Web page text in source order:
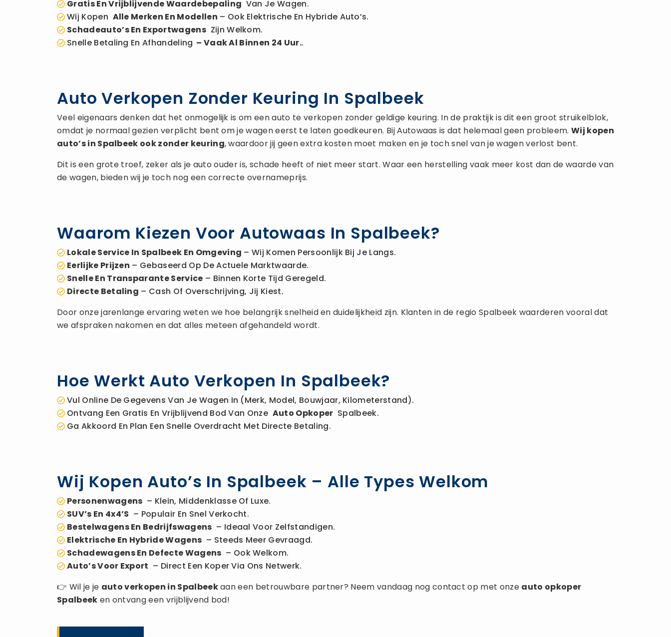
Gratis En Vrijblijvende Waardebepaling Van Je Wagen.
Wij Kopen Alle Merken En Modellen – Ook Elektrische En Hybride Auto’s.
Schadeauto’s En ExportwagensZijn Welkom.
Snelle Betaling En Afhandeling – Vaak Al Binnen 24 Uur..
Auto Verkopen Zonder Keuring In Spalbeek
Veel eigenaars denken dat het onmogelijk is om een auto te verkopen zonder geldige keuring. In de praktijk is dit een groot struikelblok,
omdat je normaal gezien verplicht bent om je wagen eerst te laten goedkeuren. Bij Autowaas is dat helemaal geen probleem.Wij kopen
auto’s in Spalbeek ook zonder keuring, waardoor jij geen extra kosten moet maken en je toch snel van je wagen verlost bent.
Dit is een grote troef, zeker als je auto ouder is, schade heeft of niet meer start. Waar een herstelling vaak meer kost dan de waarde van
de wagen, bieden wij je toch nog een correcte overnameprijs.
Waarom Kiezen Voor Autowaas In Spalbeek?
Lokale Service In Spalbeek En Omgeving – Wij Komen Persoonlijk Bij Je Langs.
Eerlijke Prijzen – Gebaseerd Op De Actuele Marktwaarde.
Snelle En Transparante Service – Binnen Korte Tijd Geregeld.
Directe Betaling – Cash Of Overschrijving, Jij Kiest.
Door onze jarenlange ervaring weten we hoe belangrijk snelheid en duidelijkheid zijn. Klanten in de regio Spalbeek waarderen vooral dat
we afspraken nakomen en dat alles meteen afgehandeld wordt.
Hoe Werkt Auto Verkopen In Spalbeek?
Vul Online De Gegevens Van Je Wagen In (merk, Model, Bouwjaar, Kilometerstand).
Ontvang Een Gratis En Vrijblijvend Bod Van Onze Auto Opkoper Spalbeek.
Ga Akkoord En Plan Een Snelle Overdracht Met Directe Betaling.
Wij Kopen Auto’s In Spalbeek – Alle Types Welkom
Personenwagens – Klein, Middenklasse Of Luxe.
SUV’s En 4x4’s – Populair En Snel Verkocht.
Bestelwagens En Bedrijfswagens – Ideaal Voor Zelfstandigen.
Elektrische En Hybride Wagens – Steeds Meer Gevraagd.
Schadewagens En Defecte Wagens – Ook Welkom.
Auto’s Voor Export – Direct Een Koper Via Ons Netwerk.
👉 Wil je je auto verkopen in Spalbeekaan een betrouwbare partner? Neem vandaag nog contact op met onze auto opkoper
Spalbeek en ontvang een vrijblijvend bod!